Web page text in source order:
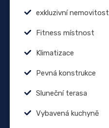
exkluzivní nemovitost
Fitness místnost
Klimatizace
Pevná konstrukce
Sluneční terasa
Vybavená kuchyně